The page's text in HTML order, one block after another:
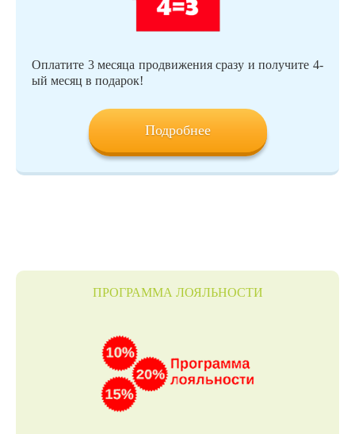
Оплатите 3 месяца продвижения сразу и получите 4-
ый месяц в подарок!
Подробнее
ПРОГРАММА ЛОЯЛЬНОСТИ